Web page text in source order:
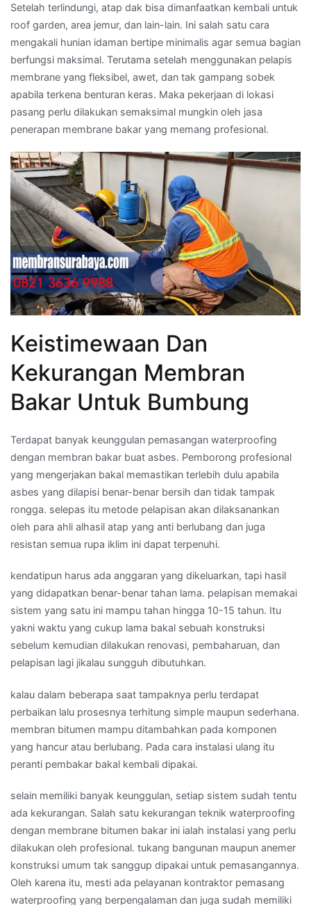
Setelah terlindungi, atap dak bisa dimanfaatkan kembali untuk
roof garden, area jemur, dan lain-lain. Ini salah satu cara
mengakali hunian idaman bertipe minimalis agar semua bagian
berfungsi maksimal. Terutama setelah menggunakan pelapis
membrane yang fleksibel, awet, dan tak gampang sobek
apabila terkena benturan keras. Maka pekerjaan di lokasi
pasang perlu dilakukan semaksimal mungkin oleh jasa
penerapan membrane bakar yang memang profesional.
Keistimewaan Dan
Kekurangan Membran
Bakar Untuk Bumbung
Terdapat banyak keunggulan pemasangan waterproofing
dengan membran bakar buat asbes. Pemborong profesional
yang mengerjakan bakal memastikan terlebih dulu apabila
asbes yang dilapisi benar-benar bersih dan tidak tampak
rongga. selepas itu metode pelapisan akan dilaksanankan
oleh para ahli alhasil atap yang anti berlubang dan juga
resistan semua rupa iklim ini dapat terpenuhi.
kendatipun harus ada anggaran yang dikeluarkan, tapi hasil
yang didapatkan benar-benar tahan lama. pelapisan memakai
sistem yang satu ini mampu tahan hingga 10-15 tahun. Itu
yakni waktu yang cukup lama bakal sebuah konstruksi
sebelum kemudian dilakukan renovasi, pembaharuan, dan
pelapisan lagi jikalau sungguh dibutuhkan.
kalau dalam beberapa saat tampaknya perlu terdapat
perbaikan lalu prosesnya terhitung simple maupun sederhana.
membran bitumen mampu ditambahkan pada komponen
yang hancur atau berlubang. Pada cara instalasi ulang itu
peranti pembakar bakal kembali dipakai.
selain memiliki banyak keunggulan, setiap sistem sudah tentu
ada kekurangan. Salah satu kekurangan teknik waterproofing
dengan membrane bitumen bakar ini ialah instalasi yang perlu
dilakukan oleh profesional. tukang bangunan maupun anemer
konstruksi umum tak sanggup dipakai untuk pemasangannya.
Oleh karena itu, mesti ada pelayanan kontraktor pemasang
waterproofing yang berpengalaman dan juga sudah memiliki